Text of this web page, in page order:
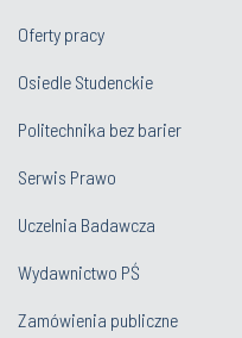
Oferty pracy
Osiedle Studenckie
Politechnika bez barier
Serwis Prawo
Uczelnia Badawcza
Wydawnictwo PŚ
Zamówienia publiczne